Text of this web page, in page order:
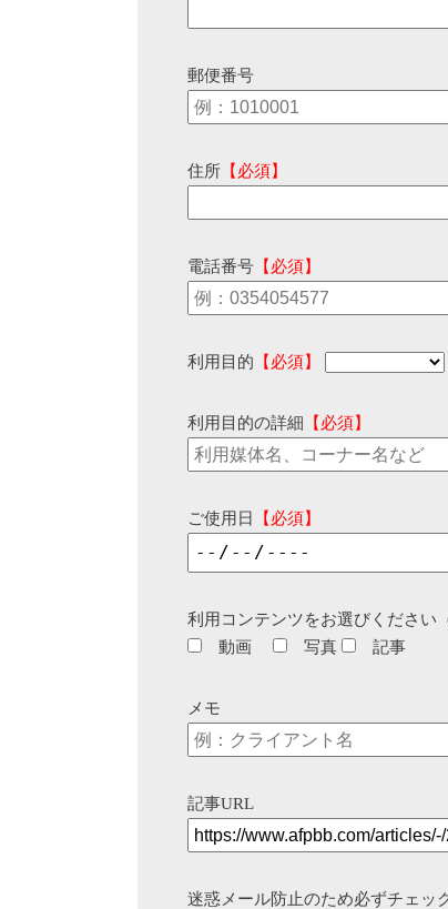
郵便番号
住所 【必須】
電話番号 【必須】
利用目的 【必須】
利用目的の詳細 【必須】
ご使用日 【必須】
利用コンテンツをお選びください
動画
写真 記事
メモ
記事URL
迷惑メール防止のため必ずチェッ